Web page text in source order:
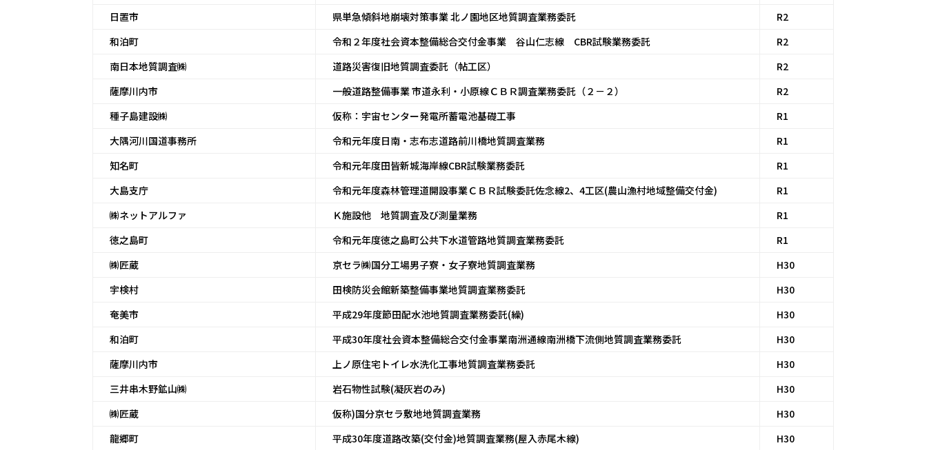
日置市
県単急傾斜地崩壊対策事業 北ノ園地区地質調査業務委託
R2
和泊町
令和２年度社会資本整備総合交付金事業 谷山仁志線 CBR試験業務委託
R2
南日本地質調査㈱
道路災害復旧地質調査委託（帖工区）
R2
薩摩川内市
一般道路整備事業 市道永利・小原線ＣＢＲ調査業務委託（２－２）
R2
種子島建設㈱
仮称：宇宙センター発電所蓄電池基礎工事
R1
大隅河川国道事務所
令和元年度日南・志布志道路前川橋地質調査業務
R1
知名町
令和元年度田皆新城海岸線CBR試験業務委託
R1
大島支庁
令和元年度森林管理道開設事業ＣＢＲ試験委託佐念線2、4工区(農山漁村地域整備交付金)
R1
㈱ネットアルファ
Ｋ施設他 地質調査及び測量業務
R1
徳之島町
令和元年度徳之島町公共下水道管路地質調査業務委託
R1
㈱匠蔵
京セラ㈱国分工場男子寮・女子寮地質調査業務
H30
宇検村
田検防災会館新築整備事業地質調査業務委託
H30
奄美市
平成29年度節田配水池地質調査業務委託(繰)
H30
和泊町
平成30年度社会資本整備総合交付金事業南洲通線南洲橋下流側地質調査業務委託
H30
薩摩川内市
上ノ原住宅トイレ水洗化工事地質調査業務委託
H30
三井串木野鉱山㈱
岩石物性試験(凝灰岩のみ)
H30
㈱匠蔵
仮称)国分京セラ敷地地質調査業務
H30
龍郷町
平成30年度道路改築(交付金)地質調査業務(屋入赤尾木線) H30